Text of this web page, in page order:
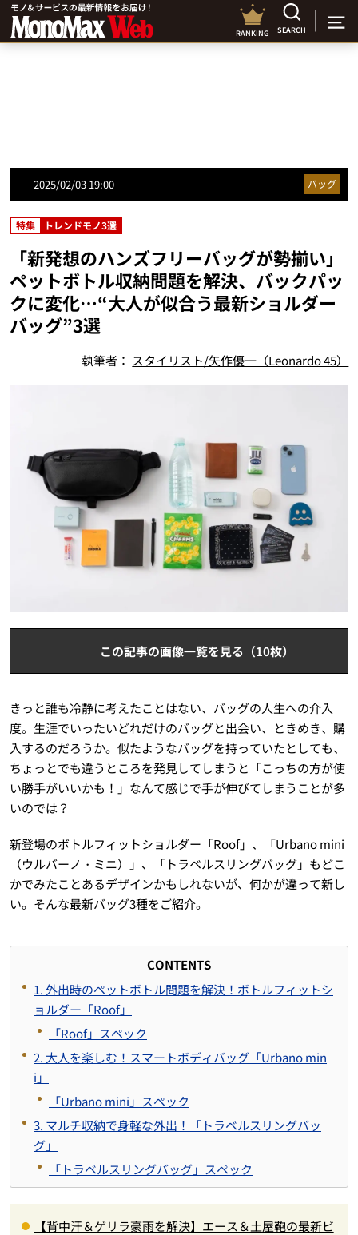
RANKING SEARCH
2025/02/03 19:00 バッグ
特集 トレンドモノ3選
「新発想のハンズフリーバッグが勢揃い」
ペットボトル収納問題を解決、バックパッ
クに変化…“大人が似合う最新ショルダー
バッグ”3選
執筆者： スタイリスト/矢作優一（Leonardo 45）
この記事の画像一覧を見る（10枚）
きっと誰も冷静に考えたことはない、バッグの人生への介入
度。生涯でいったいどれだけのバッグと出会い、ときめき、購
入するのだろうか。似たようなバッグを持っていたとしても、
ちょっとでも違うところを発見してしまうと「こっちの方が使
い勝手がいいかも！」なんて感じで手が伸びてしまうことが多
いのでは？
新登場のボトルフィットショルダー「Roof」、「Urbano mini
（ウルバーノ・ミニ）」、「トラベルスリングバッグ」もどこ
かでみたことあるデザインかもしれないが、何かが違って新し
い。そんな最新バッグ3種をご紹介。
CONTENTS
1. 外出時のペットボトル問題を解決！ボトルフィットシ
ョルダー「Roof」
「Roof」スペック
2. 大人を楽しむ！スマートボディバッグ「Urbano min
i」
「Urbano mini」スペック
3. マルチ収納で身軽な外出！「トラベルスリングバッ
グ」
「トラベルスリングバッグ」スペック
【背中汗＆ゲリラ豪雨を解決】エース＆土屋鞄の最新ビ